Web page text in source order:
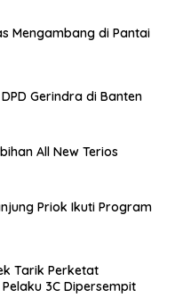
Mengambang di Pantai
Gerindra di Banten
All New Terios
Priok Ikuti Program
Tarik Perketat
3C Dipersempit